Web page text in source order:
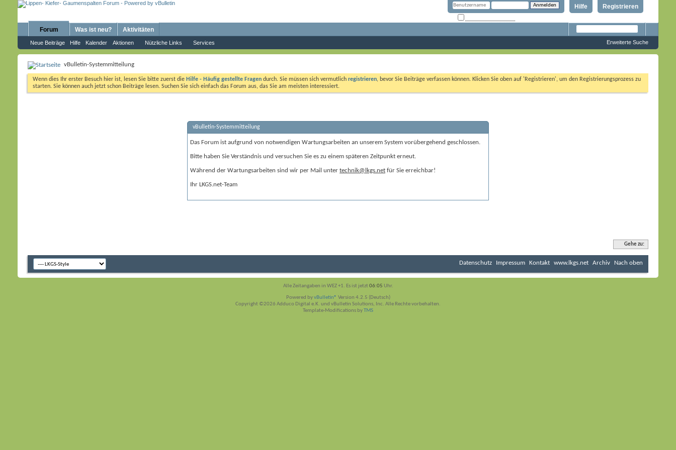
Registrieren
Hilfe
Forum
Neue Beiträge Hilfe Kalender Aktionen Nützliche Links Services
Was ist neu? Aktivitäten
Erweiterte Suche
vBulletin-Systemmitteilung
Wenn dies Ihr erster Besuch hier ist, lesen Sie bitte zuerst die Hilfe - Häufig gestellte Fragen durch. Sie müssen sich vermutlich registrieren, bevor Sie Beiträge verfassen können. Klicken Sie oben auf 'Registrieren', um den Registrierungsprozess zu
starten. Sie können auch jetzt schon Beiträge lesen. Suchen Sie sich einfach das Forum aus, das Sie am meisten interessiert.
vBulletin-Systemmitteilung
Das Forum ist aufgrund von notwendigen Wartungsarbeiten an unserem System vorübergehend geschlossen.
Bitte haben Sie Verständnis und versuchen Sie es zu einem späteren Zeitpunkt erneut.
Während der Wartungsarbeiten sind wir per Mail unter technik@lkgs.net für Sie erreichbar!
Ihr LKGS.net-Team
Gehe zu:
Datenschutz Impressum Kontakt www.lkgs.net Archiv Nach oben
Alle Zeitangaben in WEZ +1. Es ist jetzt06:05 Uhr.
Powered byvBulletin® Version 4.2.5 (Deutsch)
Copyright ©2026 Adduco Digital e.K. und vBulletin Solutions, Inc. Alle Rechte vorbehalten.
Template-Modifications byTMS